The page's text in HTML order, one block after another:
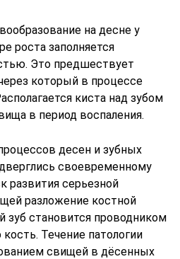
на десне у
роста заполняется
Это предшествует
который в процессе
киста над зубом
в период воспаления.
десен и зубных
своевременному
развития серьезной
разложение костной
зуб становится проводником
Течение патологии
свищей в дёсенных